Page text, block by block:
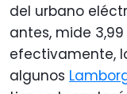
del urbano
antes, mide
efectivamente,
algunos